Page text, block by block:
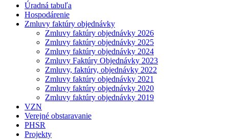
Úradná tabuľa
Hospodárenie
Zmluvy faktúry objednávky
Zmluvy faktúry objednávky 2026
Zmluvy faktúry objednávky 2025
Zmluvy faktúry objednávky 2024
Zmluvy Faktúry Objednávky 2023
Zmluvy, faktúry, objednávky 2022
Zmluvy faktúry objednávky 2021
Zmluvy faktúry objednávky 2020
Zmluvy faktúry objednávky 2019
VZN
Verejné obstaravanie
PHSR
Projekty